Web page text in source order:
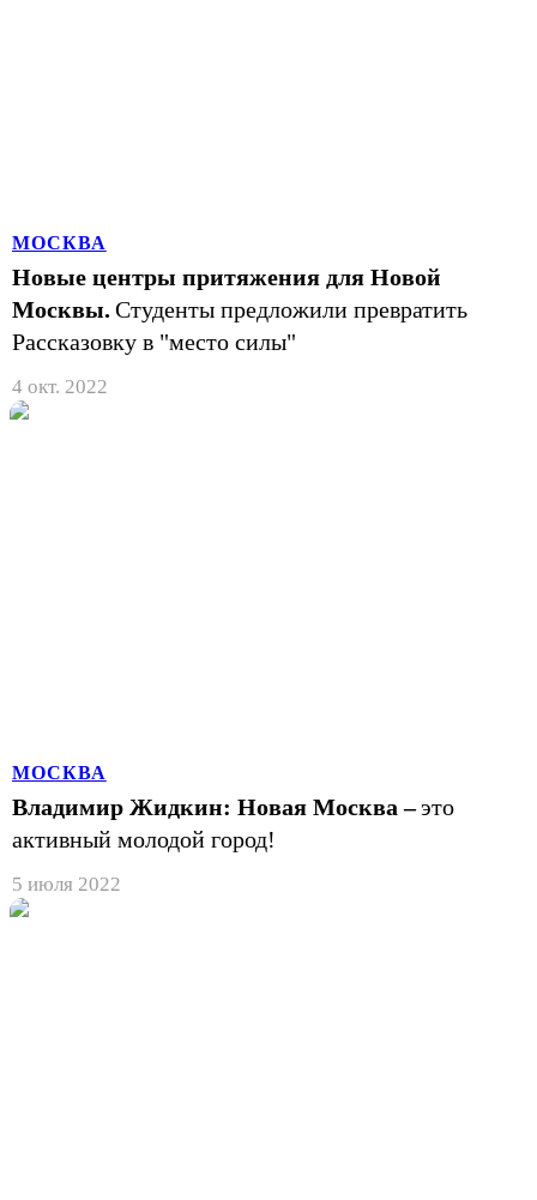
МОСКВА
Новые центры притяжения для Новой
Москвы. Студенты предложили превратить
Рассказовку в "место силы"
4 окт. 2022
МОСКВА
Владимир Жидкин: Новая Москва – это
активный молодой город!
5 июля 2022